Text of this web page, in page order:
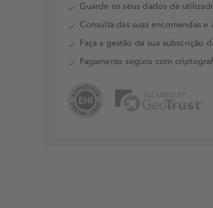
Guarde os seus dados de
Consulta das suas encomendas
Faça a gestão da sua subscrição
Pagamento seguro com